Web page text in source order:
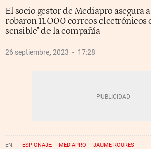
El socio gestor de Mediapro asegura
robaron 11.000 correos
sensible" de la compañía
26 septiembre, 2023 17:28
ESPIONAJE MEDIAPRO JAUME ROURES